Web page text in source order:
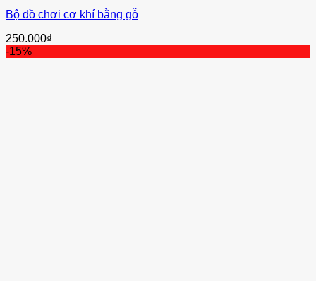
Bộ đồ chơi cơ khí bằng gỗ
250.000₫
-15%